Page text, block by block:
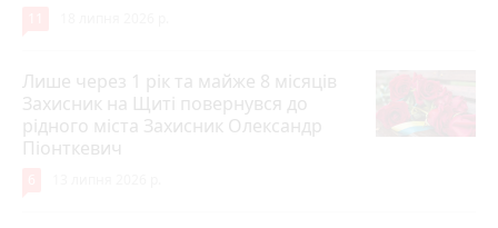
Лише через 1 рік та майже 8 місяців
Захисник на Щиті повернувся до
рідного міста Захисник Олександр
Піонткевич